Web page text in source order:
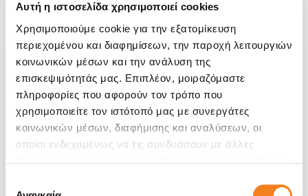
Αυτή η ιστοσελίδα χρησιμοποιεί cookies
Χρησιμοποιούμε cookie για την εξατομίκευση
περιεχομένου και διαφημίσεων, την παροχή λειτουργιών
κοινωνικών μέσων και την ανάλυση της
επισκεψιμότητάς μας. Επιπλέον, μοιραζόμαστε
πληροφορίες που αφορούν τον τρόπο που
χρησιμοποιείτε τον ιστότοπό μας με συνεργάτες
κοινωνικών μέσων, διαφήμισης και αναλύσεων, οι
οποίοι ενδεχομένως να τις συνδυάσουν με άλλες
των υπηρεσιών τους.
τις παρακάτω επισκευές: